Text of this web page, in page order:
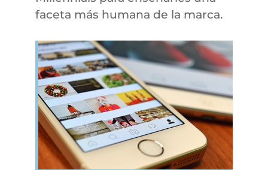
faceta más humana de la marca.